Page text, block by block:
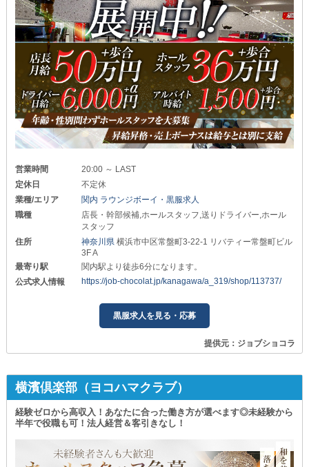
営業時間
20:00 ～ LAST
定休日
不定休
業種/エリア
関内 ラウンジボーイ・黒服求人
職種
店長・幹部候補,ホールスタッフ,送りドライバー,ホール
スタッフ
住所
神奈川県横浜市中区常盤町3-22-1 リバティー常盤町ビル
3F A
最寄り駅
関内駅より徒歩6分になります。
公式求人情報
https://job-chocolat.jp/kanagawa/a_319/shop/113737/
黒服求人を見る・応募
提供元：ジョブショコラ
横濱倶楽部（ヨコハマクラブ）
経験ゼロから高収入！あなたに合った働き方が選べます◎未経験から
半年で役職も可！法人経営＆客引きなし！